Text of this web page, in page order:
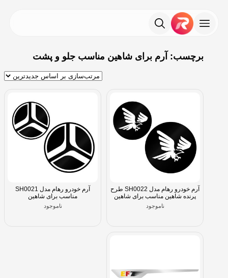
برچسب: آرم برای شاهین مناسب جلو و پشت
آرم خودرو رهام مدل SH0022 طرح
پرنده شاهین مناسب برای شاهین
ناموجود
آرم خودرو رهام مدل SH0021
مناسب برای شاهین
ناموجود